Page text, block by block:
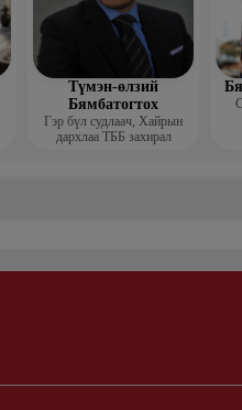
Түмэн-өлзий
Бямбатогтох
Гэр бүл судлаач, Хайрын
дархлаа ТББ захирал